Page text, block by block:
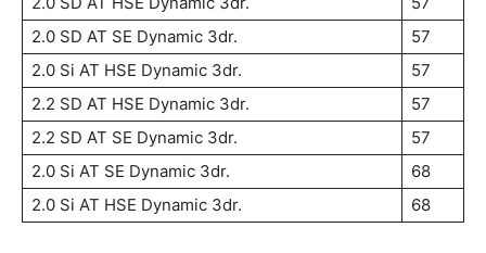
2.0 SD AT SE Dynamic 3dr.
57
2.0 Si AT HSE Dynamic 3dr.
57
2.2 SD AT HSE Dynamic 3dr.
57
2.2 SD AT SE Dynamic 3dr.
57
2.0 Si AT SE Dynamic 3dr.
68
2.0 Si AT HSE Dynamic 3dr.
68